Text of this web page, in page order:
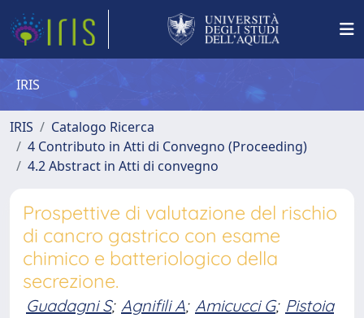
IRIS
IRIS
Catalogo Ricerca
4 Contributo in Atti di Convegno (Proceeding)
4.2 Abstract in Atti di convegno
Prospettive di valutazione del rischio
di cancro gastrico con esame
chimico e batteriologico della
secrezione.
Guadagni S; Agnifili A; Amicucci G; Pistoia